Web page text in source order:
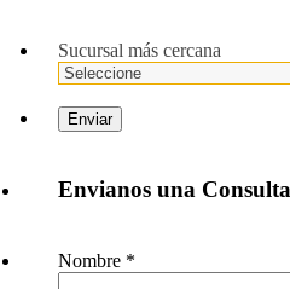
Sucursal más cercana
Envianos una Consulta
Nombre *